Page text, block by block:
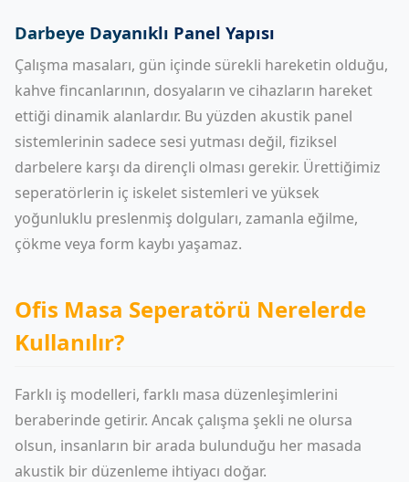
Darbeye Dayanıklı Panel Yapısı
Çalışma masaları, gün içinde sürekli hareketin olduğu,
kahve fincanlarının, dosyaların ve cihazların hareket
ettiği dinamik alanlardır. Bu yüzden akustik panel
sistemlerinin sadece sesi yutması değil, fiziksel
darbelere karşı da dirençli olması gerekir. Ürettiğimiz
seperatörlerin iç iskelet sistemleri ve yüksek
yoğunluklu preslenmiş dolguları, zamanla eğilme,
çökme veya form kaybı yaşamaz.
Ofis Masa Seperatörü Nerelerde
Kullanılır?
Farklı iş modelleri, farklı masa düzenleşimlerini
beraberinde getirir. Ancak çalışma şekli ne olursa
olsun, insanların bir arada bulunduğu her masada
akustik bir düzenleme ihtiyacı doğar.